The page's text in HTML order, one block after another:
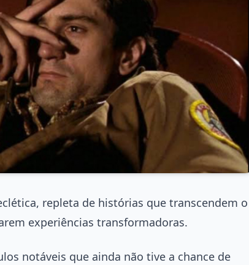
repleta de histórias que transcendem o
experiências transformadoras.
notáveis que ainda não tive a chance de